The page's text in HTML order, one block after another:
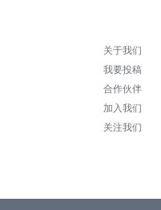
关于我们
我要投稿
合作伙伴
加入我们
关注我们